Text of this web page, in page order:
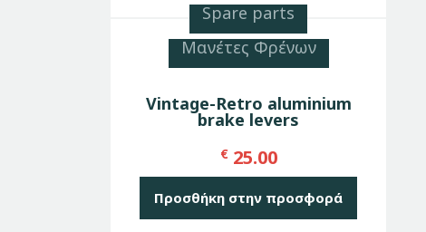
Spare parts
Μανέτες Φρένων
Vintage-Retro aluminium
brake levers
€ 25.00
Προσθήκη στην προσφορά